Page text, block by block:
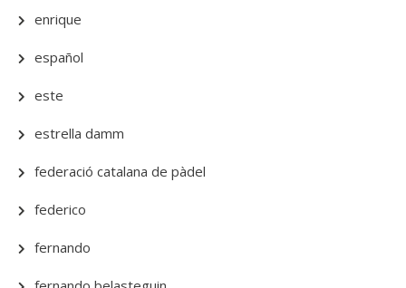
enrique
español
este
estrella damm
federació catalana de pàdel
federico
fernando